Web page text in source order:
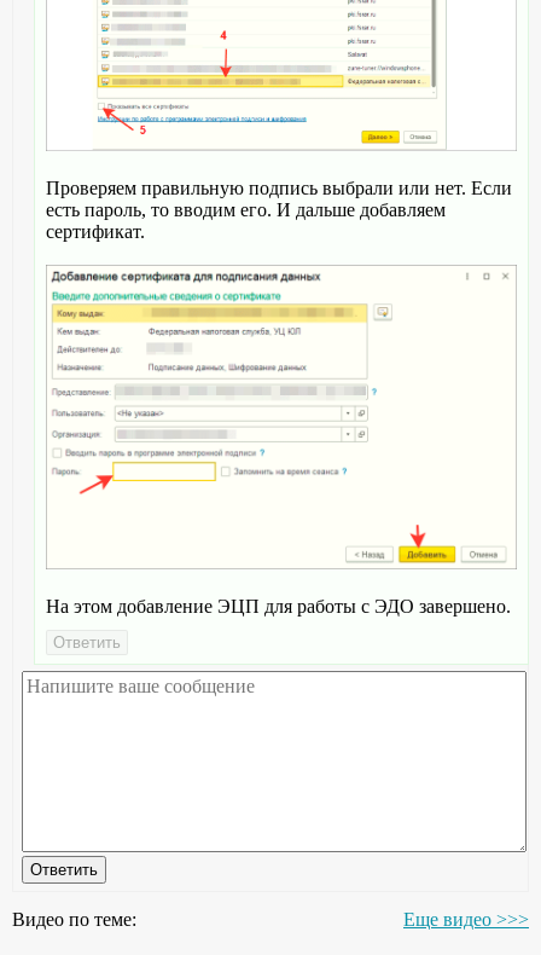
Проверяем правильную подпись выбрали или нет. Если
есть пароль, то вводим его. И дальше добавляем
сертификат.
На этом добавление ЭЦП для работы с ЭДО завершено.
Видео по теме: Еще видео >>>